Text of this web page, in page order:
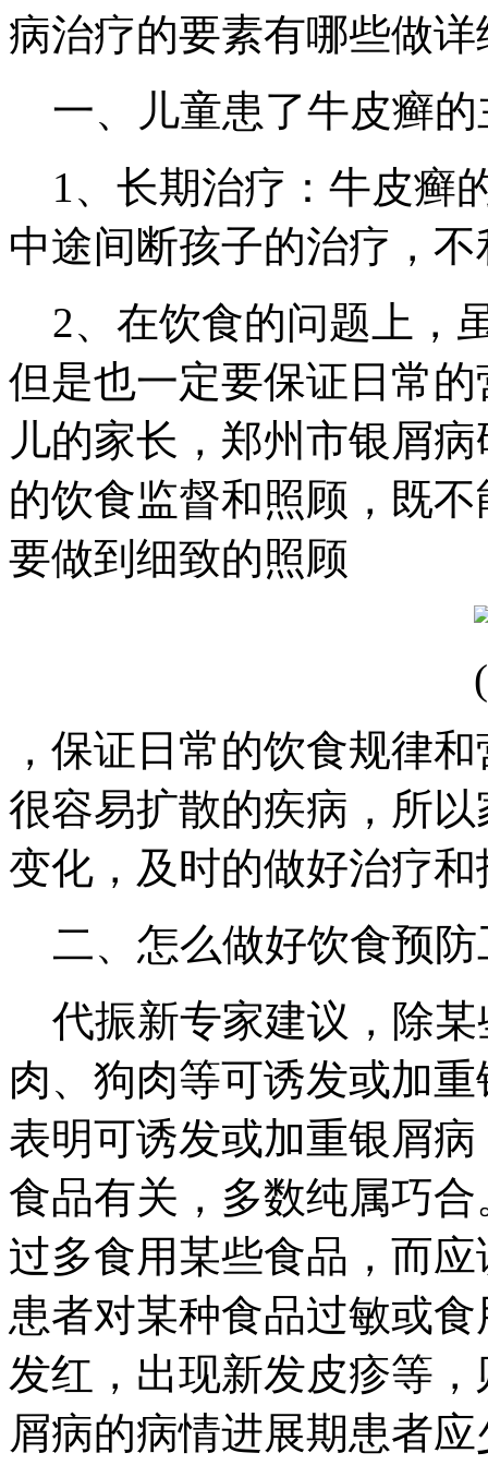
病治疗的要素有哪些做
一、儿童患了牛皮癣的
1、长期治疗：牛皮癣
中途间断孩子的治疗，
2、在饮食的问题上，
但是也一定要保证日常
儿的家长，郑州市银屑
的饮食监督和照顾，既
要做到细致的照顾
，保证日常的饮食规律
很容易扩散的疾病，所
变化，及时的做好治疗
二、怎么做好饮食预防
代振新专家建议，除某
肉、狗肉等可诱发或加
表明可诱发或加重银屑
食品有关，多数纯属巧
过多食用某些食品，而
患者对某种食品过敏或
发红，出现新发皮疹等
屑病的病情进展期患者